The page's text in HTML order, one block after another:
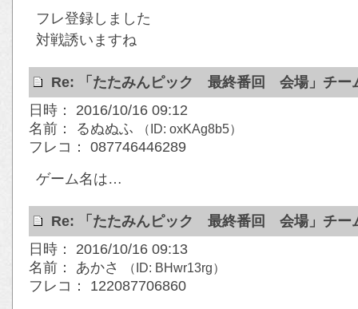
フレ登録しました
対戦誘いますね
Re: 「たたみんピック 最終番回 会場」チー
日時： 2016/10/16 09:12
名前： るぬぬふ
（ID: oxKAg8b5）
フレコ： 087746446289
ゲーム名は…
Re: 「たたみんピック 最終番回 会場」チー
日時： 2016/10/16 09:13
名前： あかさ
（ID: BHwr13rg）
フレコ： 122087706860